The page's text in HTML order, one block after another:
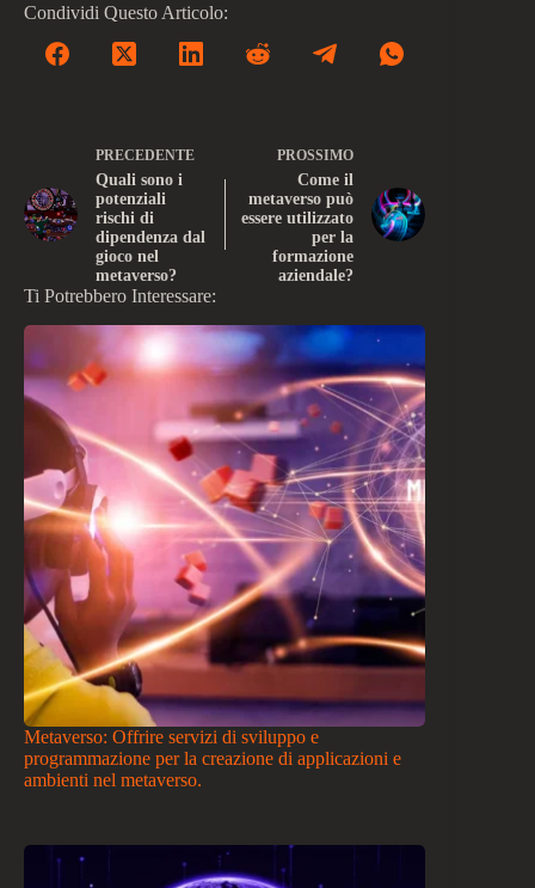
Condividi Questo Articolo:
PRECEDENTE
Quali sono i
potenziali
rischi di
dipendenza dal
gioco nel
metaverso?
PROSSIMO
Come il
metaverso può
essere utilizzato
per la
formazione
aziendale?
Ti Potrebbero Interessare:
Metaverso: Offrire servizi di sviluppo e
programmazione per la creazione di applicazioni e
ambienti nel metaverso.